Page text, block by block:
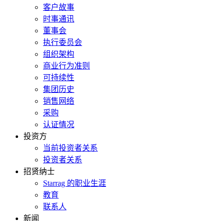
客户故事
时事通讯
董事会
执行委员会
组织架构
商业行为准则
可持续性
集团历史
销售网络
采购
认证情况
投资方
当前投资者关系
投资者关系
招贤纳士
Starrag 的职业生涯
教育
联系人
新闻